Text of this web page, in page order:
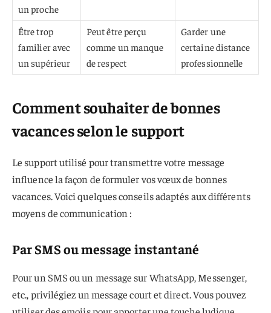
un proche
Être trop
familier avec
un supérieur
Peut être perçu
comme un manque
de respect
Garder une
certaine distance
professionnelle
Comment souhaiter de bonnes
vacances selon le support
Le support utilisé pour transmettre votre message
influence la façon de formuler vos vœux de bonnes
vacances. Voici quelques conseils adaptés aux différents
moyens de communication :
Par SMS ou message instantané
Pour un SMS ou un message sur WhatsApp, Messenger,
etc., privilégiez un message court et direct. Vous pouvez